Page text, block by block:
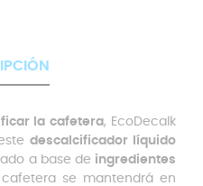
la cafetera, EcoDecalk
descalcificador líquido
a base de ingredientes
se mantendrá en